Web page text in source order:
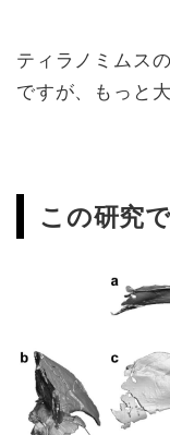
ティラノミムス
ですが、もっと
この研究